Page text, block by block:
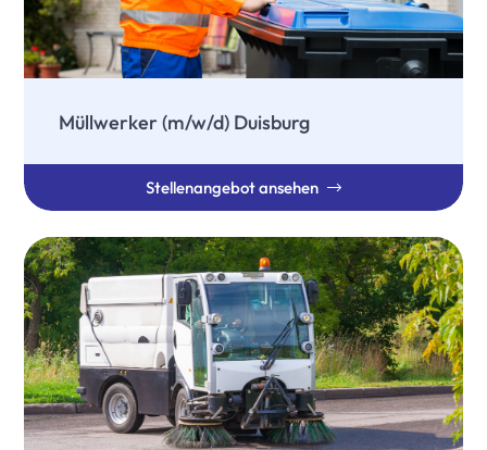
Stellenangebot ansehen
Müllwerker (m/w/d) Duisburg